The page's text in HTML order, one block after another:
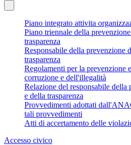
Piano integrato attivita
Piano triennale della
trasparenza
Responsabile della prevenzione
trasparenza
Regolamenti per la prevenzione
corruzione e dell'illegalità
Relazione del responsabile
e della trasparenza
Provvedimenti adottati
tali provvedimenti
Atti di accertamento delle
Accesso civico